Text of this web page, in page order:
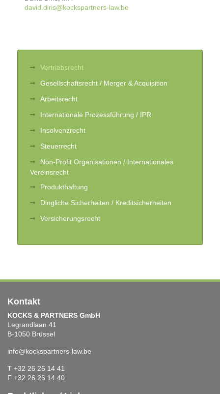
david.diris@kockspartners-law.be
Vertriebsrecht
Gesellschaftsrecht / Merger & Acquisition
Arbeitsrecht
Internationale Prozessführung / IPR
Insolvenzrecht
Steuerrecht
Non-Profit Organisationen / Internationales
Vereinsrecht
Produkthaftung
Dingliche Sicherheiten / Kreditsicherheiten
Versicherungsrecht
Kontakt
KOCKS & PARTNERS GmbH
Legrandlaan 41
B-1050 Brüssel
info@kockspartners-law.be
T +32 26 26 14 41
F +32 26 26 14 40